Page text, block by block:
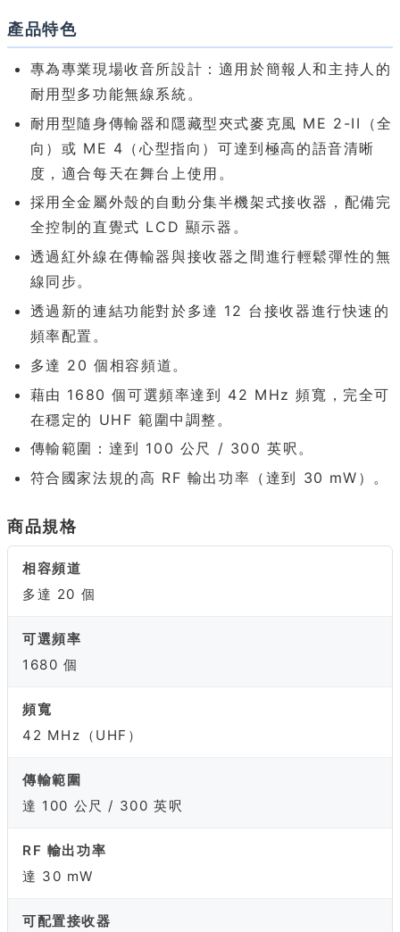
產品特色
專為專業現場收音所設計：適用於簡報人和主持人的
耐用型多功能無線系統。
耐用型隨身傳輸器和隱藏型夾式麥克風 ME 2-II（全
向）或 ME 4（心型指向）可達到極高的語音清晰
度，適合每天在舞台上使用。
採用全金屬外殼的自動分集半機架式接收器，配備完
全控制的直覺式 LCD 顯示器。
透過紅外線在傳輸器與接收器之間進行輕鬆彈性的無
線同步。
透過新的連結功能對於多達 12 台接收器進行快速的
頻率配置。
多達 20 個相容頻道。
藉由 1680 個可選頻率達到 42 MHz 頻寬，完全可
在穩定的 UHF 範圍中調整。
傳輸範圍：達到 100 公尺 / 300 英呎。
符合國家法規的高 RF 輸出功率（達到 30 mW）。
商品規格
相容頻道
多達 20 個
可選頻率
1680 個
頻寬
42 MHz（UHF）
傳輸範圍
達 100 公尺 / 300 英呎
RF 輸出功率
達 30 mW
可配置接收器